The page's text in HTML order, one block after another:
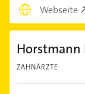
Webseite
Horstmann
ZAHNÄRZTE